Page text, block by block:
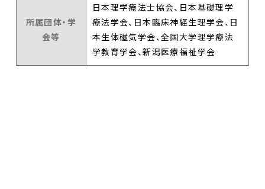
所属団体・学
会等
日本理学療法士協会、日本基礎理学
療法学会、日本臨床神経生理学会、日
本生体磁気学会、全国大学理学療法
学教育学会、新潟医療福祉学会